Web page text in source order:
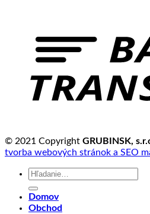
© 2021 Copyright GRUBINSK,
tvorba webových stránok a SEO
Hľadať:
Domov
Obchod